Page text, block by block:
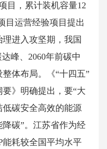
目，累计装机容量12
目运营经验项目提出
进入攻坚期，我国
峰、2060年前碳中
体布局。《“十四五”
》明确提出，要“大
碳安全高效的能源
碳”。江苏省作为经
能耗较全国平均水平